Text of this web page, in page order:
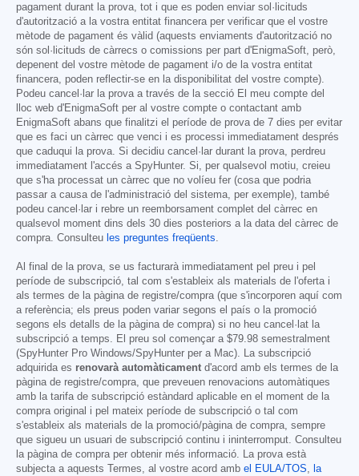
pagament durant la prova, tot i que es poden enviar sol·licituds
d'autorització a la vostra entitat financera per verificar que el vostre
mètode de pagament és vàlid (aquests enviaments d'autorització no
són sol·licituds de càrrecs o comissions per part d'EnigmaSoft, però,
depenent del vostre mètode de pagament i/o de la vostra entitat
financera, poden reflectir-se en la disponibilitat del vostre compte).
Podeu cancel·lar la prova a través de la secció El meu compte del
lloc web d'EnigmaSoft per al vostre compte o contactant amb
EnigmaSoft abans que finalitzi el període de prova de 7 dies per evitar
que es faci un càrrec que venci i es processi immediatament després
que caduqui la prova. Si decidiu cancel·lar durant la prova, perdreu
immediatament l'accés a SpyHunter. Si, per qualsevol motiu, creieu
que s'ha processat un càrrec que no volíeu fer (cosa que podria
passar a causa de l'administració del sistema, per exemple), també
podeu cancel·lar i rebre un reemborsament complet del càrrec en
qualsevol moment dins dels 30 dies posteriors a la data del càrrec de
compra. Consulteu les preguntes freqüents.
Al final de la prova, se us facturarà immediatament pel preu i pel
període de subscripció, tal com s'estableix als materials de l'oferta i
als termes de la pàgina de registre/compra (que s'incorporen aquí com
a referència; els preus poden variar segons el país o la promoció
segons els detalls de la pàgina de compra) si no heu cancel·lat la
subscripció a temps. El preu sol començar a $79.98 semestralment
(SpyHunter Pro Windows/SpyHunter per a Mac). La subscripció
adquirida es renovarà automàticament d'acord amb els termes de la
pàgina de registre/compra, que preveuen renovacions automàtiques
amb la tarifa de subscripció estàndard aplicable en el moment de la
compra original i pel mateix període de subscripció o tal com
s'estableix als materials de la promoció/pàgina de compra, sempre
que sigueu un usuari de subscripció continu i ininterromput. Consulteu
la pàgina de compra per obtenir més informació. La prova està
subjecta a aquests Termes, al vostre acord amb el EULA/TOS, la